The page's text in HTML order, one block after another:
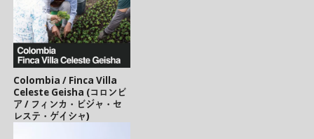
Colombia / Finca Villa
Celeste Geisha (コロンビ
ア / フィンカ・ビジャ・セ
レステ・ゲイシャ)